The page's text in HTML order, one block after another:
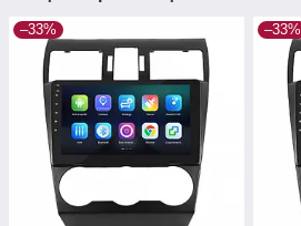
–33% –33%